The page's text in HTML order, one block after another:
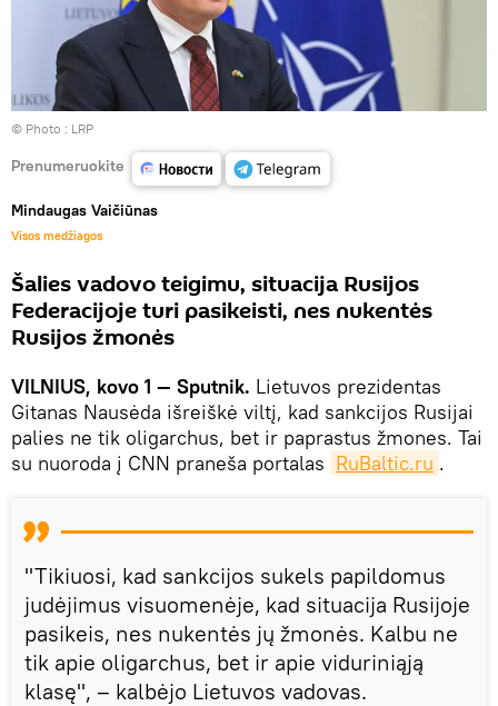
© Photo : LRP
Prenumeruokite
Mindaugas Vaičiūnas
Visos medžiagos
Šalies vadovo teigimu, situacija Rusijos
Federacijoje turi pasikeisti, nes nukentės
Rusijos žmonės
VILNIUS, kovo 1 — Sputnik. Lietuvos prezidentas
Gitanas Nausėda išreiškė viltį, kad sankcijos Rusijai
palies ne tik oligarchus, bet ir paprastus žmones. Tai
su nuoroda į CNN praneša portalas RuBaltic.ru .
"Tikiuosi, kad sankcijos sukels papildomus
judėjimus visuomenėje, kad situacija Rusijoje
pasikeis, nes nukentės jų žmonės. Kalbu ne
tik apie oligarchus, bet ir apie viduriniąją
klasę", – kalbėjo Lietuvos vadovas.